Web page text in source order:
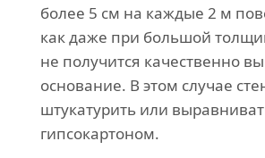
более 5 см на каждые 2 м
как даже при большой
не получится качественно
основание. В этом случае
штукатурить или
гипсокартоном.